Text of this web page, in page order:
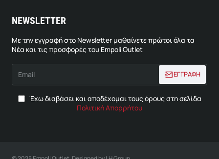
NEWSLETTER
Με την εγγραφή στο Newsletter μαθαίνετε πρώτοι όλα τα
Νέα και τις προσφορές του Empoli Outlet
Email
ΕΓΓΡΑΦΗ
Έχω διαβάσει και αποδέχομαι τους όρους στη σελίδα
Πολιτική Απορρήτου